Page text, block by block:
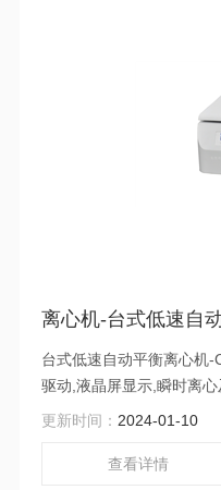
离心机-台式低速自
台式低速自动平衡离心机
驱动,液晶屏显示,瞬时离
更新时间： 2024-01-10
查看详情